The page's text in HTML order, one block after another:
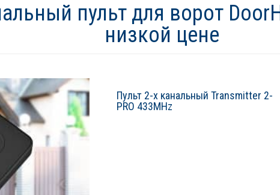
пульт для ворот
низкой цене
Пульт 2-х канальный Transmitter 2-
PRO 433MHz